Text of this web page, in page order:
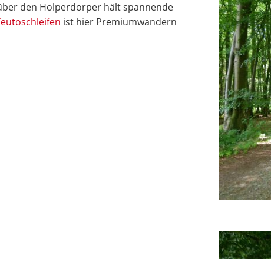
den Holperdorper hält spannende
ist hier Premiumwandern